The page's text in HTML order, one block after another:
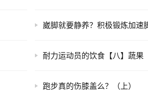
崴脚就要静养？积极锻炼加速
耐力运动员的饮食【八】蔬果
跑步真的伤膝盖么？（上）